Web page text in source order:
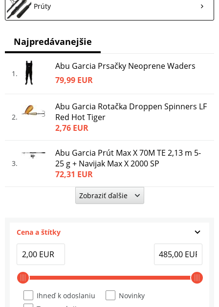
Prúty
1
Abu Garcia Prsačky Neoprene Waders
79,99 EUR
2
Abu Garcia Rotačka Droppen Spinners LF
Red Hot Tiger
2,76 EUR
3
Abu Garcia Prút Max X 70M TE 2,13 m 5-
25 g + Navijak Max X 2000 SP
72,31 EUR
Abu Garcia Rotačka Droppen Buga LF
Abu Garcia Rotačka Droppen Bugga LF
1,96 EUR
Abu Garcia Rotačka Droppen Buga LF
Zobraziť ďalšie
Najpredávanejšie
Cena a štítky
Ihneď k odoslaniu
Novinky